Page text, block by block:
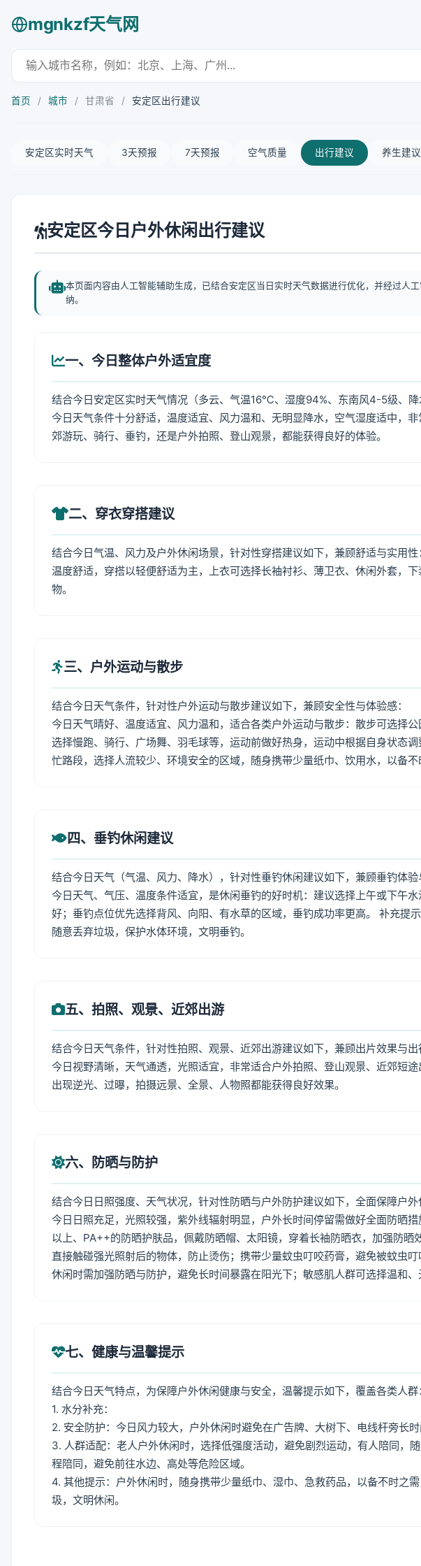
mgnkzf天气网
首页 / 城市 / 甘肃省 / 安定区出行建议
安定区实时天气 3天预报 7天预报 空气质量 出行建议 养生建议
安定区今日户外休闲出行建议
本页面内容由人工智能辅助生成，已结合安定区当日实时天气数据进行优化，并经过人
纳。
一、今日整体户外适宜度
结合今日安定区实时天气情况（多云、气温16℃、湿度94%、东南风4-5级、降
今日天气条件十分舒适，温度适宜、风力温和、无明显降水，空气湿度适中，
郊游玩、骑行、垂钓，还是户外拍照、登山观景，都能获得良好的体验。
二、穿衣穿搭建议
结合今日气温、风力及户外休闲场景，针对性穿搭建议如下，兼顾舒适与实用性
温度舒适，穿搭以轻便舒适为主，上衣可选择长袖衬衫、薄卫衣、休闲外套，
物。
三、户外运动与散步
结合今日天气条件，针对性户外运动与散步建议如下，兼顾安全性与体验感：
今日天气晴好、温度适宜、风力温和，适合各类户外运动与散步：散步可选择
选择慢跑、骑行、广场舞、羽毛球等，运动前做好热身，运动中根据自身状态
忙路段，选择人流较少、环境安全的区域，随身携带少量纸巾、饮用水，以备不
四、垂钓休闲建议
结合今日天气（气温、风力、降水），针对性垂钓休闲建议如下，兼顾垂钓体验
今日天气、气压、温度条件适宜，是休闲垂钓的好时机：建议选择上午或下午
好；垂钓点位优先选择背风、向阳、有水草的区域，垂钓成功率更高。 补充提
随意丢弃垃圾，保护水体环境，文明垂钓。
五、拍照、观景、近郊出游
结合今日天气条件，针对性拍照、观景、近郊出游建议如下，兼顾出片效果与出
今日视野清晰，天气通透，光照适宜，非常适合户外拍照、登山观景、近郊短
出现逆光、过曝，拍摄远景、全景、人物照都能获得良好效果。
六、防晒与防护
结合今日日照强度、天气状况，针对性防晒与户外防护建议如下，全面保障户外
今日日照充足，光照较强，紫外线辐射明显，户外长时间停留需做好全面防晒
以上、PA++的防晒护肤品，佩戴防晒帽、太阳镜，穿着长袖防晒衣，加强防
直接触碰强光照射后的物体，防止烫伤；携带少量蚊虫叮咬药膏，避免被蚊虫
休闲时需加强防晒与防护，避免长时间暴露在阳光下；敏感肌人群可选择温和、
七、健康与温馨提示
结合今日天气特点，为保障户外休闲健康与安全，温馨提示如下，覆盖各类人群
1. 水分补充：
2. 安全防护：今日风力较大，户外休闲时避免在广告牌、大树下、电线杆旁长
3. 人群适配：老人户外休闲时，选择低强度活动，避免剧烈运动，有人陪同，
程陪同，避免前往水边、高处等危险区域。
4. 其他提示：户外休闲时，随身携带少量纸巾、湿巾、急救药品，以备不时之
圾，文明休闲。